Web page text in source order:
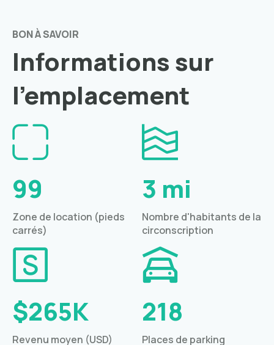
BON À SAVOIR
Informations sur
l'emplacement
99
Zone de location (pieds
carrés)
3 mi
Nombre d'habitants de la
circonscription
$265K
Revenu moyen (USD)
218
Places de parking